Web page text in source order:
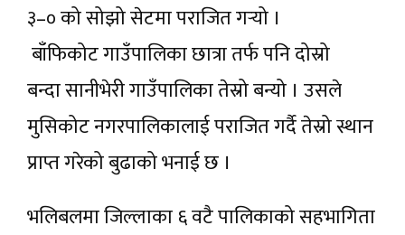
३–० को सोझो सेटमा पराजित गर्‍यो ।
बाँफिकोट गाउँपालिका छात्रा तर्फ पनि दोस्रो
बन्दा सानीभेरी गाउँपालिका तेस्रो बन्यो । उसले
मुसिकोट नगरपालिकालाई पराजित गर्दै तेस्रो स्थान
प्राप्त गरेको बुढाको भनाई छ ।
भलिबलमा जिल्लाका ६ वटै पालिकाको सहभागिता